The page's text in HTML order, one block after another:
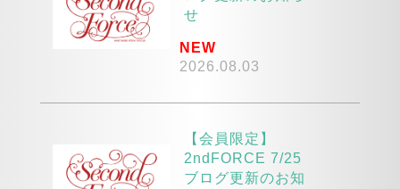
NEW
2026.08.03
せ
【会員限定】
2ndFORCE 7/25
ブログ更新のお知